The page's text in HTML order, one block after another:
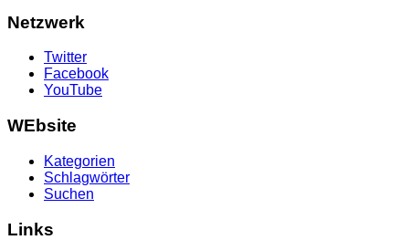
Netzwerk
Twitter
Facebook
YouTube
WEbsite
Kategorien
Schlagwörter
Suchen
Links